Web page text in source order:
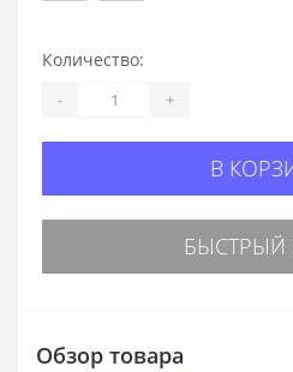
Количество:
- +
В
БЫСТРЫЙ
Обзор товара